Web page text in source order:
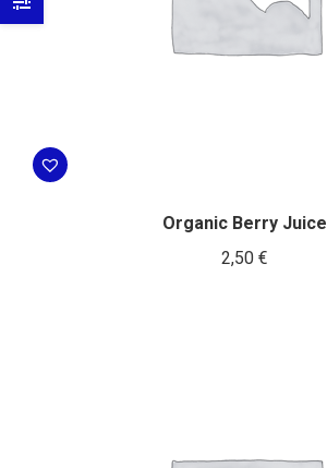
Organic Berry Juice
2,50 €